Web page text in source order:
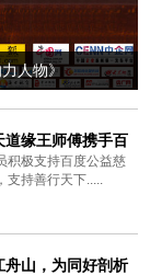
人物》
道缘王师傅携手百
积极支持百度公益慈
持善行天下.....
舟山，为同好剖析